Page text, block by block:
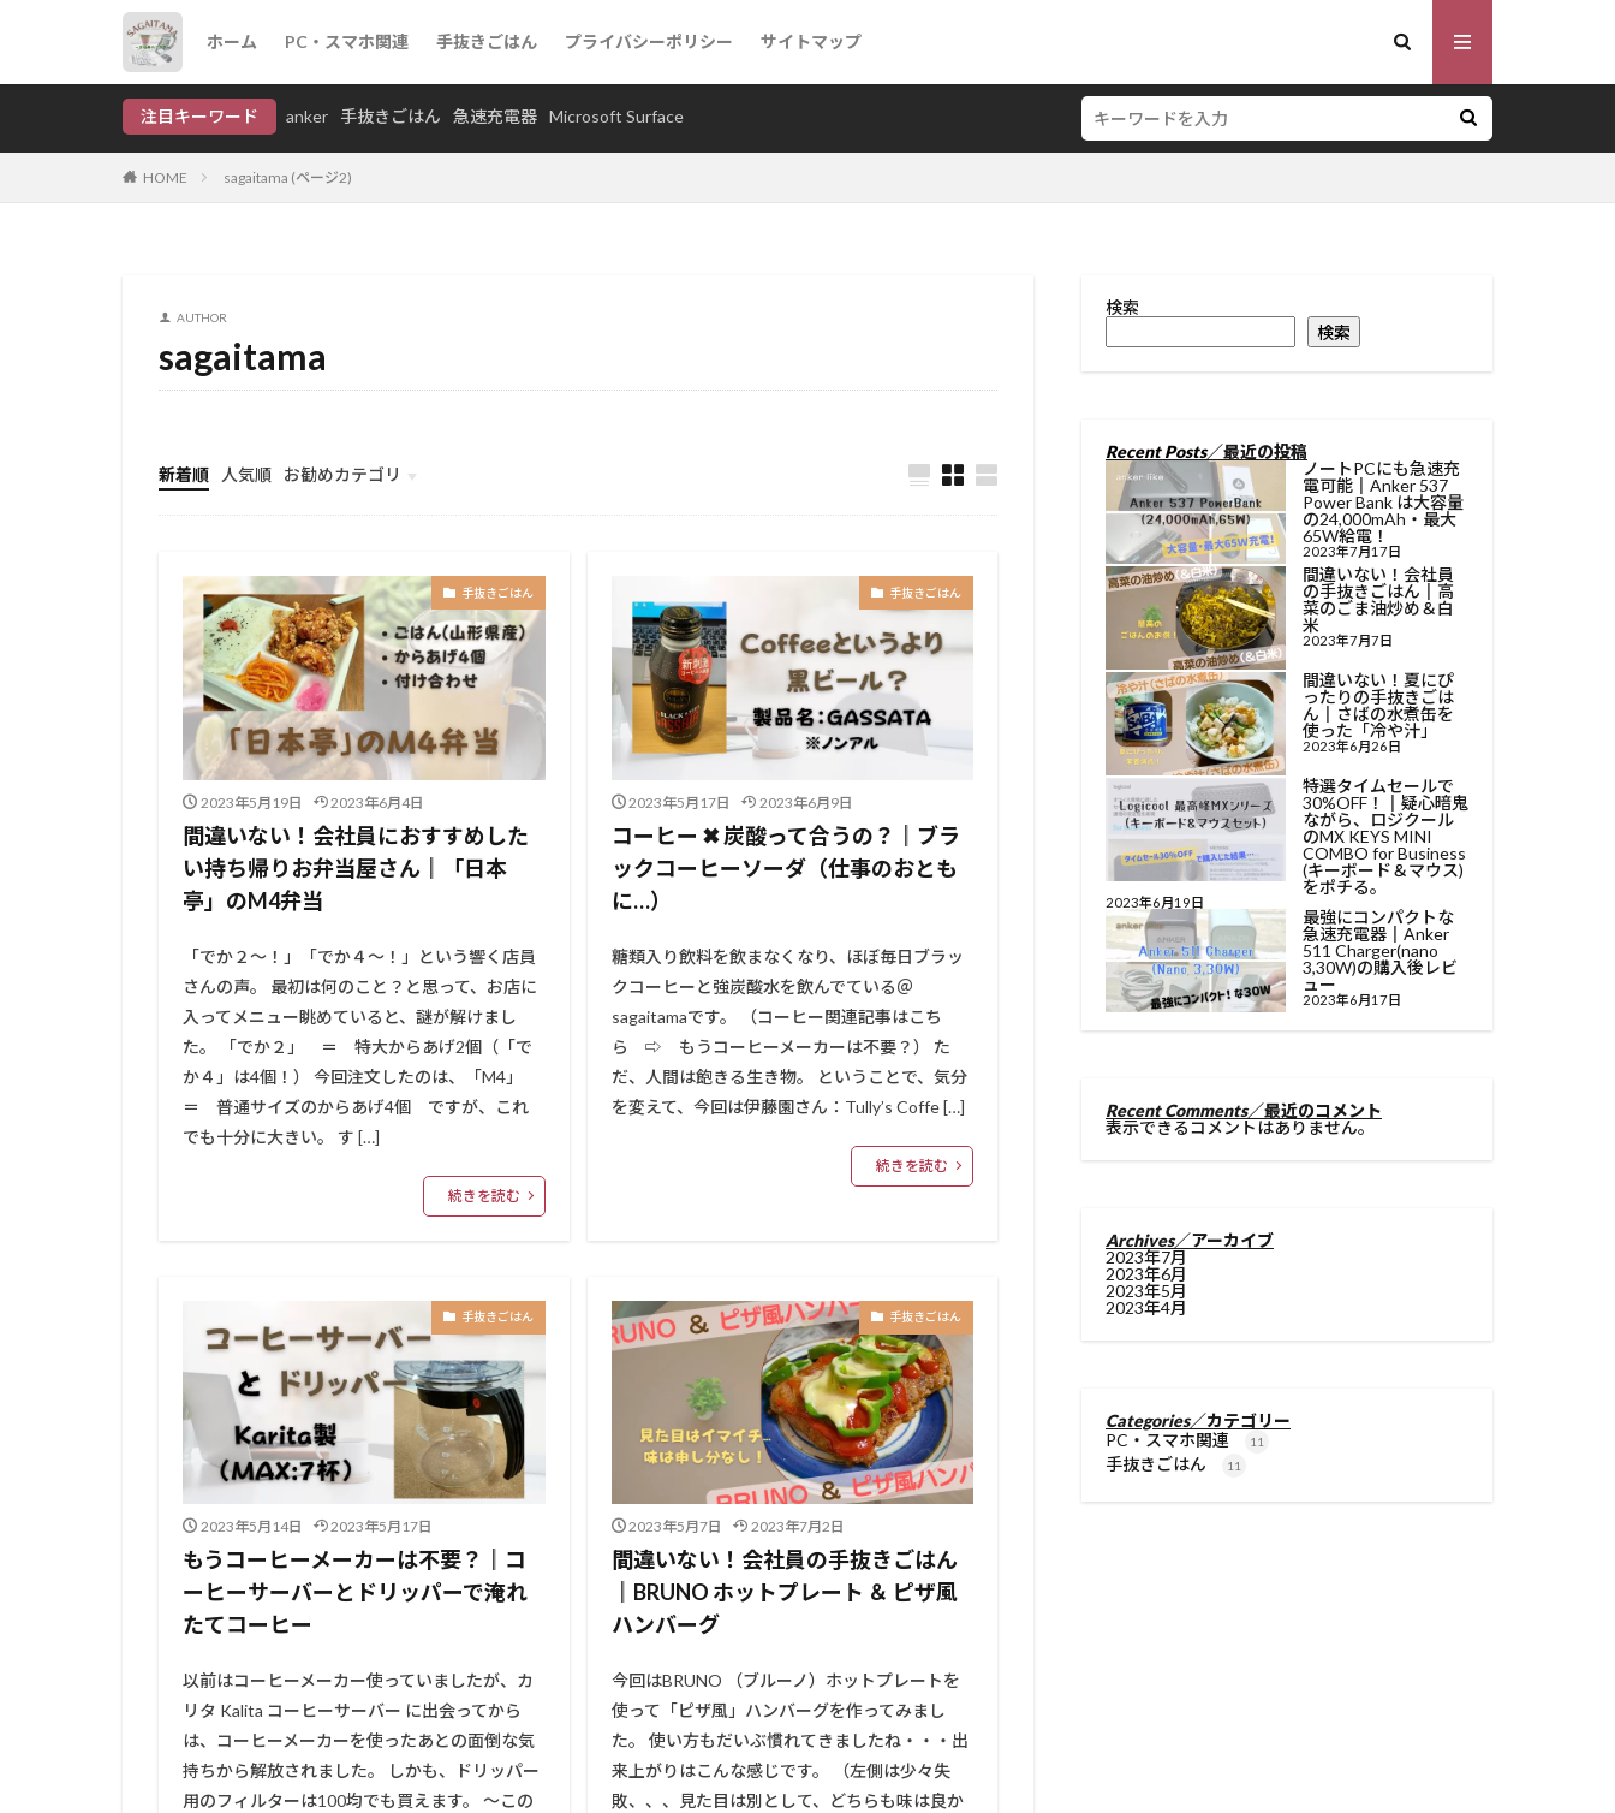
ホーム PC・スマホ関連 手抜きごはん プライバシーポリシー サイトマップ
注目キーワード anker 手抜きごはん 急速充電器 Microsoft Surface
HOME sagaitama (ページ2)
AUTHOR
sagaitama
新着順 人気順
お勧めカテゴリ
Uncategorized
手抜きごはん
2023年5月19日 2023年6月4日
間違いない！会社員におすすめした
い持ち帰りお弁当屋さん║「日本
亭」のM4弁当
「でか２～！」「でか４～！」という響く店員
さんの声。 最初は何のこと？と思って、お店に
入ってメニュー眺めていると、謎が解けまし
た。 「でか２」 ＝ 特大からあげ2個（「で
か４」は4個！） 今回注文したのは、「M4」
＝ 普通サイズのからあげ4個 ですが、これ
でも十分に大きい。 す […]
続きを読む
手抜きごはん
2023年5月17日 2023年6月9日
コーヒー ✖ 炭酸って合うの？║ブラ
ックコーヒーソーダ（仕事のおとも
に…）
糖類入り飲料を飲まなくなり、ほぼ毎日ブラッ
クコーヒーと強炭酸水を飲んでている＠
sagaitamaです。 （コーヒー関連記事はこち
ら ⇨ もうコーヒーメーカーは不要？） た
だ、人間は飽きる生き物。 ということで、気分
を変えて、今回は伊藤園さん：Tully’s Coffe […]
続きを読む
手抜きごはん
2023年5月14日 2023年5月17日
もうコーヒーメーカーは不要？║コ
ーヒーサーバーとドリッパーで淹れ
たてコーヒー
以前はコーヒーメーカー使っていましたが、カ
リタ Kalita コーヒーサーバー に出会ってから
は、コーヒーメーカーを使ったあとの面倒な気
持ちから解放されました。 しかも、ドリッパー
用のフィルターは100均でも買えます。 ～この
手抜きごはん
2023年5月7日 2023年7月2日
間違いない！会社員の手抜きごはん
║BRUNO ホットプレート ＆ ピザ風
ハンバーグ
今回はBRUNO （ブルーノ）ホットプレートを
使って「ピザ風」ハンバーグを作ってみまし
た。 使い方もだいぶ慣れてきましたね・・・出
来上がりはこんな感じです。 （左側は少々失
敗、、、見た目は別として、どちらも味は良か
検索
検索
Recent Posts／最近の投稿
ノートPCにも急速充
電可能║Anker 537
Power Bank は大容量
の24,000mAh・最大
65W給電！
2023年7月17日
間違いない！会社員
の手抜きごはん║高
菜のごま油炒め＆白
米
2023年7月7日
間違いない！夏にぴ
ったりの手抜きごは
ん║さばの水煮缶を
使った「冷や汁」
2023年6月26日
特選タイムセールで
30%OFF！║疑心暗鬼
ながら、ロジクール
のMX KEYS MINI
COMBO for Business
(キーボード＆マウス)
をポチる。
2023年6月19日
最強にコンパクトな
急速充電器║Anker
511 Charger(nano
3,30W)の購入後レビ
ュー
2023年6月17日
Recent Comments／最近のコメント
表示できるコメントはありません。
Archives／アーカイブ
2023年7月
2023年6月
2023年5月
2023年4月
Categories／カテゴリー
PC・スマホ関連
11
手抜きごはん 11
モバイルバッテリー